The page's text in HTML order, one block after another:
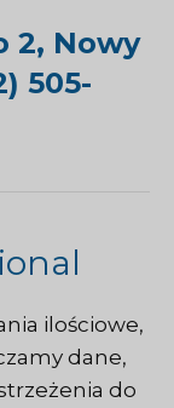
2, Nowy
505-
ilościowe,
dane,
do